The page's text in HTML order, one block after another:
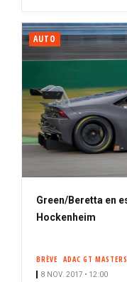
AUTO
Green/Beretta en
Hockenheim
BRÈVE ADAC GT MASTERS
8 NOV. 2017 • 12:00